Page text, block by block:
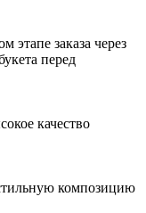
заказа через
перед
качество
композицию